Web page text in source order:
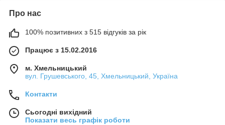
Про нас
100% позитивних з 515 відгуків за рік
Працює з 15.02.2016
м. Хмельницький
вул. Грушевського, 45, Хмельницький, Україна
Контакти
Сьогодні вихідний
Показати весь графік роботи